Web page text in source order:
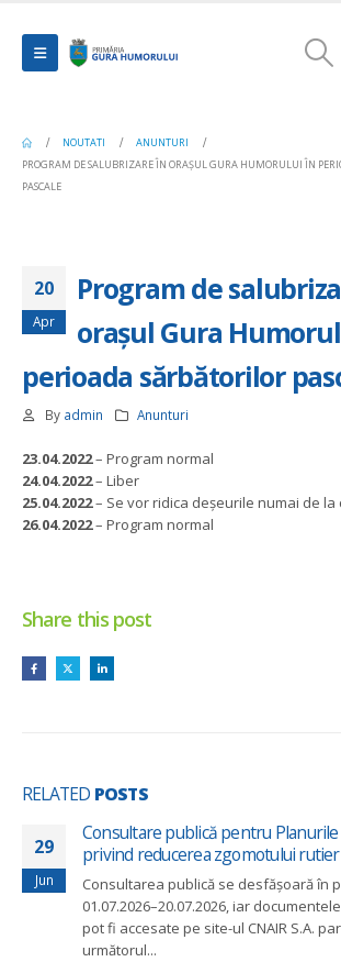
NOUTATI
ANUNTURI
PROGRAM DE SALUBRIZARE ÎN ORAȘUL GURA HUMORULUI ÎN
PASCALE
20
Apr
Program de
orașul Gura
perioada sărbătorilor
By admin Anunturi
23.04.2022– Program normal
24.04.2022– Liber
25.04.2022– Se vor ridica deșeurile numai de la
26.04.2022– Program normal
Share this post
RELATED POSTS
29
Jun
Consultare publică pentru
privind reducerea zgomotului rutier
Consultarea publică se desfășoară în
01.07.2026–20.07.2026, iar
pot fi accesate pe site-ul CNAIR S.A.
următorul...